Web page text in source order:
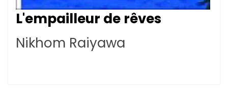
L'empailleur de rêves
Nikhom Raiyawa